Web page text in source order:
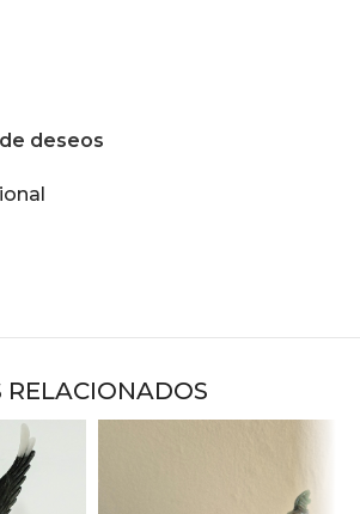
deseos
RELACIONADOS